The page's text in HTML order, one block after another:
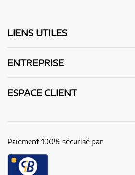
LIENS UTILES
ENTREPRISE
ESPACE CLIENT
Paiement 100% sécurisé par